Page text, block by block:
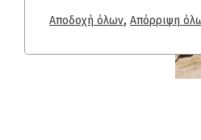
Αποδοχή όλων, Απόρριψη